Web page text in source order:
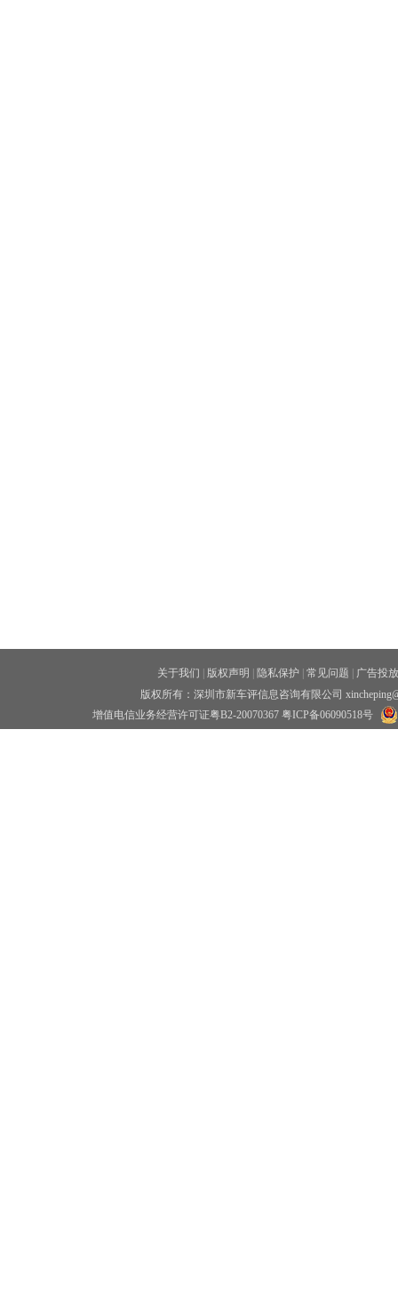
关于我们 版权声明 隐私保护 常见问题
广告投放
版权所有：深圳市新车评信息咨询有限公司
增值电信业务经营许可证粤B2-20070367 粤ICP备06090518号